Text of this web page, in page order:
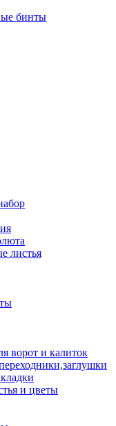
бинты
листья
ворот и калиток
и цветы